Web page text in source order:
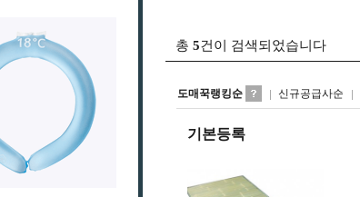
총 5건이 검색되었습니다
도매꾹랭킹순 신규공급사순
기본등록